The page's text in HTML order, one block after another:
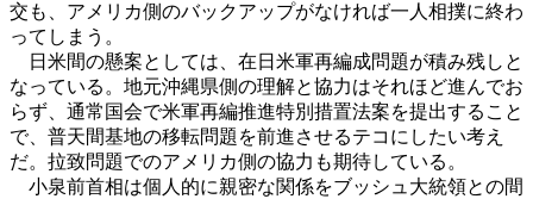
交も、アメリカ側のバックアップがなければ一人相撲に終わ
ってしまう。
日米間の懸案としては、在日米軍再編成問題が積み残しと
なっている。地元沖縄県側の理解と協力はそれほど進んでお
らず、通常国会で米軍再編推進特別措置法案を提出すること
で、普天間基地の移転問題を前進させるテコにしたい考え
だ。拉致問題でのアメリカ側の協力も期待している。
小泉前首相は個人的に親密な関係をブッシュ大統領との間